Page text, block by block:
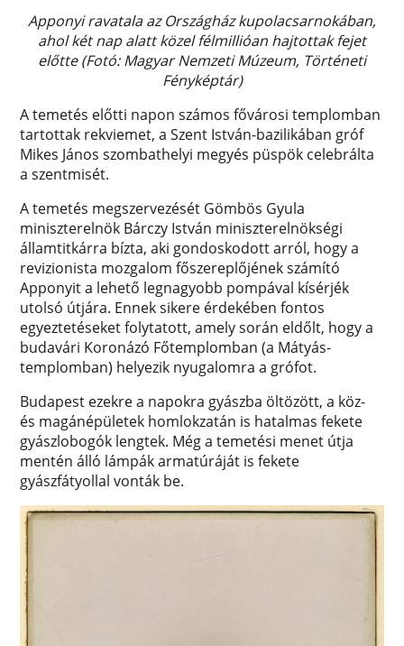
Apponyi ravatala az Országház kupolacsarnokában,
ahol két nap alatt közel félmillióan hajtottak fejet
előtte (Fotó: Magyar Nemzeti Múzeum, Történeti
Fényképtár)
A temetés előtti napon számos fővárosi templomban
tartottak rekviemet, a Szent István-bazilikában gróf
Mikes János szombathelyi megyés püspök celebrálta
a szentmisét.
A temetés megszervezését Gömbös Gyula
miniszterelnök Bárczy István miniszterelnökségi
államtitkárra bízta, aki gondoskodott arról, hogy a
revizionista mozgalom főszereplőjének számító
Apponyit a lehető legnagyobb pompával kísérjék
utolsó útjára. Ennek sikere érdekében fontos
egyeztetéseket folytatott, amely során eldőlt, hogy a
budavári Koronázó Főtemplomban (a Mátyás-
templomban) helyezik nyugalomra a grófot.
Budapest ezekre a napokra gyászba öltözött, a köz-
és magánépületek homlokzatán is hatalmas fekete
gyászlobogók lengtek. Még a temetési menet útja
mentén álló lámpák armatúráját is fekete
gyászfátyollal vonták be.